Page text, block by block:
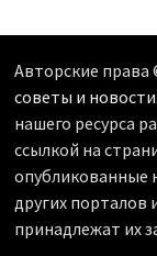
Авторские права
советы и новости
нашего ресурса
ссылкой на
опубликованные
других порталов
принадлежат их